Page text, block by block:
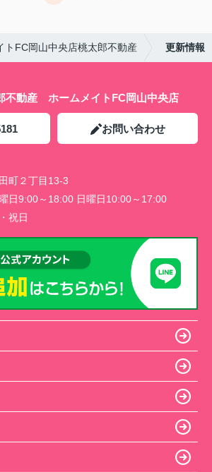
トFC岡山中央店桃太郎不動産 更新情報
不動産 ホームメイトFC岡山中央店
お問い合わせ
町２丁目13-3
日9:00～18:00 日曜日10:00～17:00
祝日